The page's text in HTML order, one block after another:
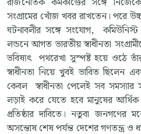
সংগ্রামের খোঁজ খবর রাখতেন। পরে
ঘটনাবলীর সঙ্গে সংযোগ,
লন্ডনে আগত ভারতীয় স্বাধীনতা
ভবিষ্যৎ পথরেখা সুস্পষ্ট হয়ে ওঠে
স্বাধীনতা নিয়ে খুবই ভাবিত
কেবল স্বাধীনতা পেলেই সব সমস্যার
লড়াই করে যেতে হবে মানুষের আর্থিক
প্রতিষ্ঠার দাবিতে। নতুবা
অসন্তোষ শেষ পর্যন্ত দেশের গণতন্ত্র ও